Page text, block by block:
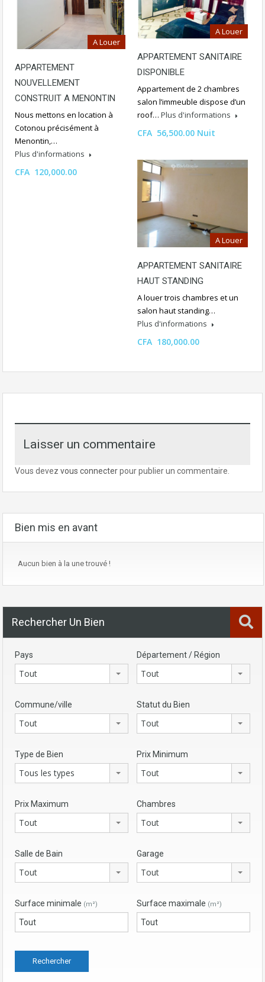
A Louer
APPARTEMENT
NOUVELLEMENT
CONSTRUIT A MENONTIN
Nous mettons en location à
Cotonou précisément à
Menontin,…
Plus d'informations
CFA 120,000.00
A Louer
APPARTEMENT SANITAIRE
DISPONIBLE
Appartement de 2 chambres
salon l’immeuble dispose d’un
roof… Plus d'informations
CFA 56,500.00 Nuit
A Louer
APPARTEMENT SANITAIRE
HAUT STANDING
A louer trois chambres et un
salon haut standing…
Plus d'informations
CFA 180,000.00
Laisser un commentaire
Vous devez vous connecterpour publier un commentaire.
Bien mis en avant
Aucun bien à la une trouvé !
Rechercher Un Bien
Pays
Tout
Département / Région
Tout
Commune/ville
Tout
Statut du Bien
Tout
Type de Bien
Tous les types
Prix Minimum
Tout
Prix Maximum
Tout
Chambres
Tout
Salle de Bain
Tout
Garage
Tout
Surface minimale (m²) Surface maximale (m²)